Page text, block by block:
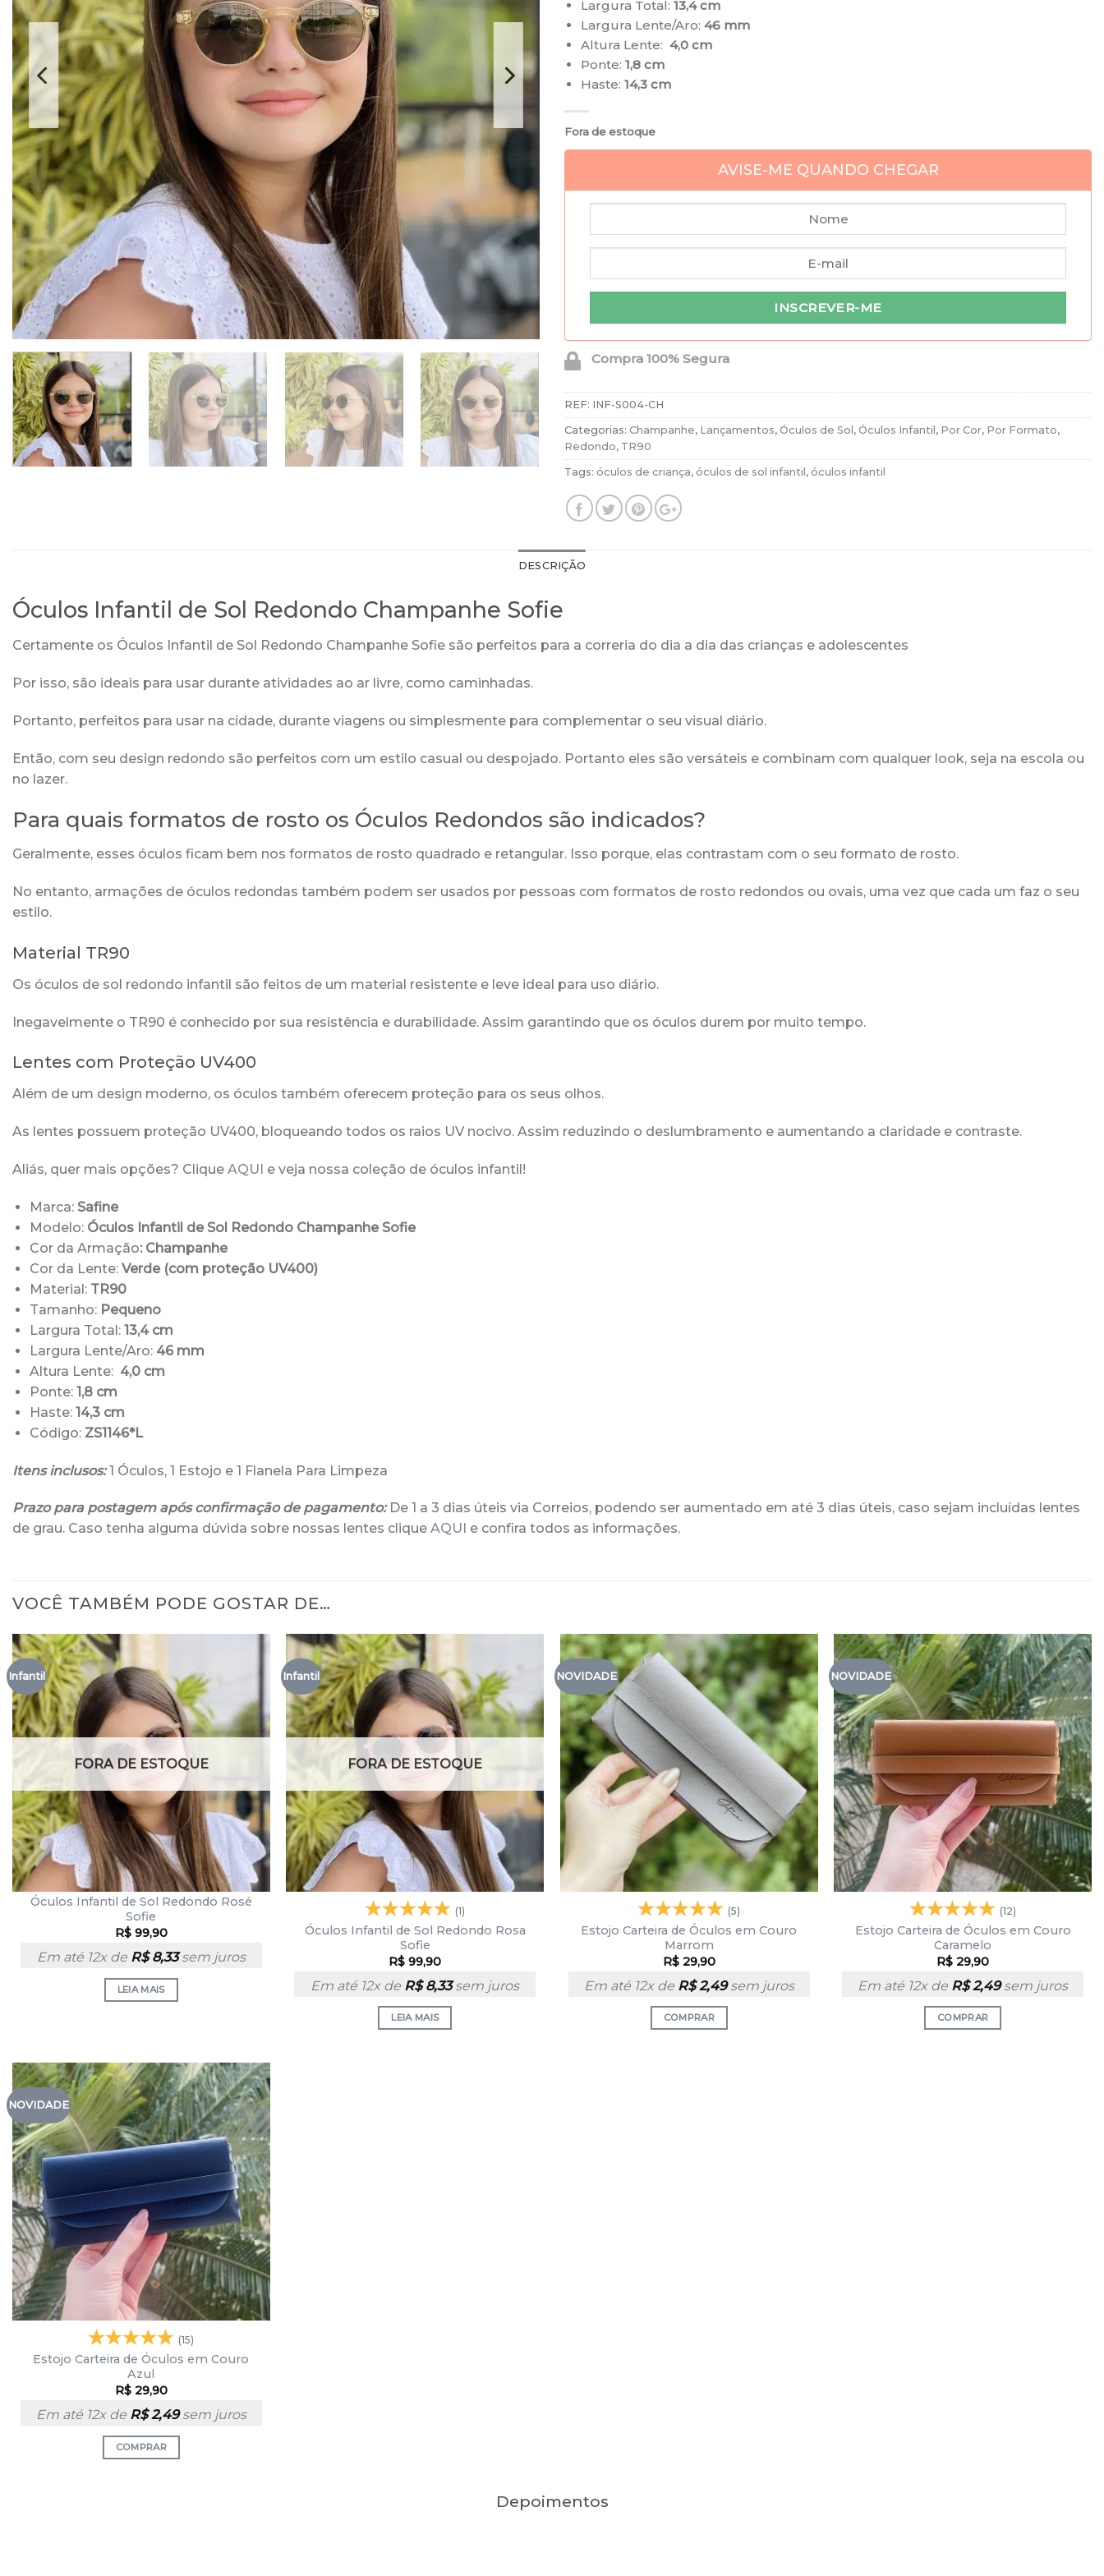
Largura Total: 13,4 cm
Largura Lente/Aro: 46 mm
Altura Lente: 4,0 cm
Ponte: 1,8 cm
Haste: 14,3 cm
Fora de estoque
AVISE-ME QUANDO CHEGAR
Compra 100% Segura
REF: INF-S004-CH
Categorias: Champanhe, Lançamentos, Óculos de Sol, Óculos Infantil, Por Cor, Por Formato,
Redondo, TR90
Tags: óculos de criança, óculos de sol infantil, óculos infantil
DESCRIÇÃO
Óculos Infantil de Sol Redondo Champanhe Sofie
Certamente os Óculos Infantil de Sol Redondo Champanhe Sofie são perfeitos para a correria do dia a dia das crianças e adolescentes
Por isso, são ideais para usar durante atividades ao ar livre, como caminhadas.
Portanto, perfeitos para usar na cidade, durante viagens ou simplesmente para complementar o seu visual diário.
Então, com seu design redondo são perfeitos com um estilo casual ou despojado. Portanto eles são versáteis e combinam com qualquer look, seja na escola ou
no lazer.
Para quais formatos de rosto os Óculos Redondos são indicados?
Geralmente, esses óculos ficam bem nos formatos de rosto quadrado e retangular. Isso porque, elas contrastam com o seu formato de rosto.
No entanto, armações de óculos redondas também podem ser usados por pessoas com formatos de rosto redondos ou ovais, uma vez que cada um faz o seu
estilo.
Material TR90
Os óculos de sol redondo infantil são feitos de um material resistente e leve ideal para uso diário.
Inegavelmente o TR90 é conhecido por sua resistência e durabilidade. Assim garantindo que os óculos durem por muito tempo.
Lentes com Proteção UV400
Além de um design moderno, os óculos também oferecem proteção para os seus olhos.
As lentes possuem proteção UV400, bloqueando todos os raios UV nocivo. Assim reduzindo o deslumbramento e aumentando a claridade e contraste.
Aliás, quer mais opções? Clique AQUI e veja nossa coleção de óculos infantil!
Marca: Safine
Modelo: Óculos Infantil de Sol Redondo Champanhe Sofie
Cor da Armação: Champanhe
Cor da Lente: Verde (com proteção UV400)
Material: TR90
Tamanho: Pequeno
Largura Total: 13,4 cm
Largura Lente/Aro: 46 mm
Altura Lente: 4,0 cm
Ponte: 1,8 cm
Haste: 14,3 cm
Código: ZS1146*L
Itens inclusos:1 Óculos, 1 Estojo e 1 Flanela Para Limpeza
Prazo para postagem após confirmação de pagamento:De 1 a 3 dias úteis via Correios, podendo ser aumentado em até 3 dias úteis, caso sejam incluídas lentes
de grau. Caso tenha alguma dúvida sobre nossas lentes clique AQUI e confira todos as informações.
VOCÊ TAMBÉM PODE GOSTAR DE…
Infantil
FORA DE ESTOQUE
Óculos Infantil de Sol Redondo Rosé
Sofie
R$99,90
Em até 12x de R$8,33sem juros
LEIA MAIS
Infantil
FORA DE ESTOQUE
(1)
Óculos Infantil de Sol Redondo Rosa
Sofie
R$ 99,90
Em até 12x de R$8,33sem juros
LEIA MAIS
NOVIDADE
(5)
Estojo Carteira de Óculos em Couro
Marrom
R$29,90
Em até 12x de R$2,49sem juros
COMPRAR
NOVIDADE
(12)
Estojo Carteira de Óculos em Couro
Caramelo
R$ 29,90
Em até 12x de R$2,49sem juros
COMPRAR
NOVIDADE
(15)
Estojo Carteira de Óculos em Couro
Azul
R$29,90
Em até 12x de R$2,49sem juros
COMPRAR
Depoimentos